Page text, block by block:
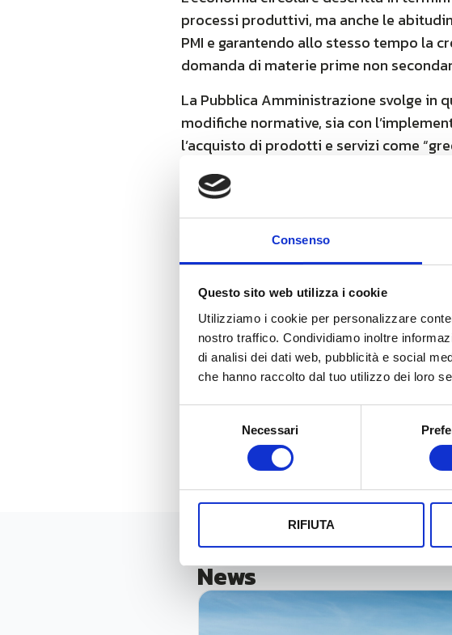
Consenso
Questo sito web utilizza i cookie
Utilizziamo i cookie per personalizzare
nostro traffico. Condividiamo inoltre
di analisi dei dati web, pubblicità e social
che hanno raccolto dal tuo utilizzo dei loro
Necessari
RIFIUTA
processi produttivi, ma anche le
PMI e garantendo allo stesso tempo la
domanda di materie prime non
La Pubblica Amministrazione svolge in
modifiche normative, sia con
l’acquisto di prodotti e servizi come
misurazione siano fattori
modelli.
L’intento è quello promuovere un
permetta la tracciabilità e la
Unidata – partner del progetto per una
per l’intera città di Roma e in
con livelli bassissimi di consumo, che
stato dei contenitori, sulla tracciabilità
News